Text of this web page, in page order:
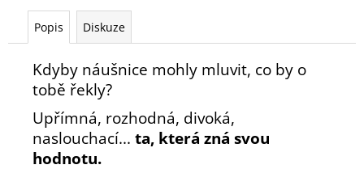
Popis Diskuze
Kdyby náušnice mohly mluvit, co by o
tobě řekly?
Upřímná, rozhodná, divoká,
naslouchací... ta, která zná svou
hodnotu.